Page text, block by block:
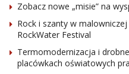
Zobacz nowe „misie” na
Rock i szanty w
RockWater Festival
Termomodernizacja i
placówkach oświatowych